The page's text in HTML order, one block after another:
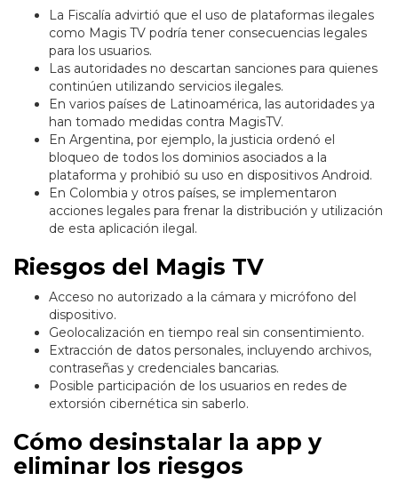
La Fiscalía advirtió que el uso de plataformas ilegales
como Magis TV podría tener consecuencias legales
para los usuarios.
Las autoridades no descartan sanciones para quienes
continúen utilizando servicios ilegales.
En varios países de Latinoamérica, las autoridades ya
han tomado medidas contra MagisTV.
En Argentina, por ejemplo, la justicia ordenó el
bloqueo de todos los dominios asociados a la
plataforma y prohibió su uso en dispositivos Android.
En Colombia y otros países, se implementaron
acciones legales para frenar la distribución y utilización
de esta aplicación ilegal.
Riesgos del Magis TV
Acceso no autorizado a la cámara y micrófono del
dispositivo.
Geolocalización en tiempo real sin consentimiento.
Extracción de datos personales, incluyendo archivos,
contraseñas y credenciales bancarias.
Posible participación de los usuarios en redes de
extorsión cibernética sin saberlo.
Cómo desinstalar la app y
eliminar los riesgos